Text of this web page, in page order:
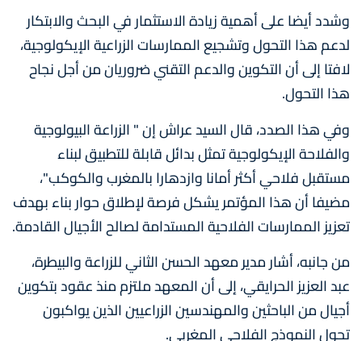
وشدد أيضا على أهمية زيادة الاستثمار في البحث والابتكار
لدعم هذا التحول وتشجيع الممارسات الزراعية الإيكولوجية،
لافتا إلى أن التكوين والدعم التقني ضروريان من أجل نجاح
هذا التحول.
وفي هذا الصدد، قال السيد عراش إن " الزراعة البيولوجية
والفلاحة الإيكولوجية تمثل بدائل قابلة للتطبيق لبناء
مستقبل فلاحي أكثر أمانا وازدهارا بالمغرب والكوكب"،
مضيفا أن هذا المؤتمر يشكل فرصة لإطلاق حوار بناء بهدف
تعزيز الممارسات الفلاحية المستدامة لصالح الأجيال القادمة.
من جانبه، أشار مدير معهد الحسن الثاني للزراعة والبيطرة،
عبد العزيز الحرايقي، إلى أن المعهد ملتزم منذ عقود بتكوين
أجيال من الباحثين والمهندسين الزراعيين الذين يواكبون
تحول النموذج الفلاحي المغربي.